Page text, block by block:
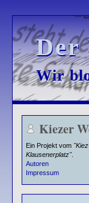
Der
Der
Wir
Wir
Kiezer
Ein Projekt vom
Klausenerplatz".
Autoren
Impressum